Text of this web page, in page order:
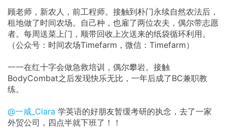
顾老师，新农人，前工程师。接触到朴门永续自然农法后，
租地做了时间农场。自己种，也雇了两位农夫，偶尔带志愿
者。每周送菜上门，顺带回收上次送来的纸袋循环利用。
（公众号：时间农场Timefarm，微信：Timefarm）
一一在红十字会做急救培训，偶尔攀岩。接触
BodyCombat之后发现快乐无比，一年后成了BC兼职教
练。
@一咸_Clara 学英语的好朋友暂缓考研的执念，去了一家
外贸公司，四点半就下班了！！